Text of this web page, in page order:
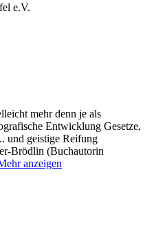
e.V.
mehr denn je als
Entwicklung Gesetze,
und geistige Reifung
Brödlin (Buchautorin
anzeigen